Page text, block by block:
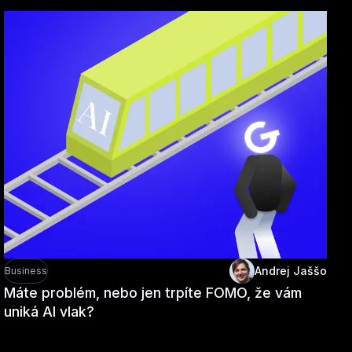
Business Andrej Jaššo
Máte problém, nebo jen trpíte FOMO, že vám
uniká AI vlak?